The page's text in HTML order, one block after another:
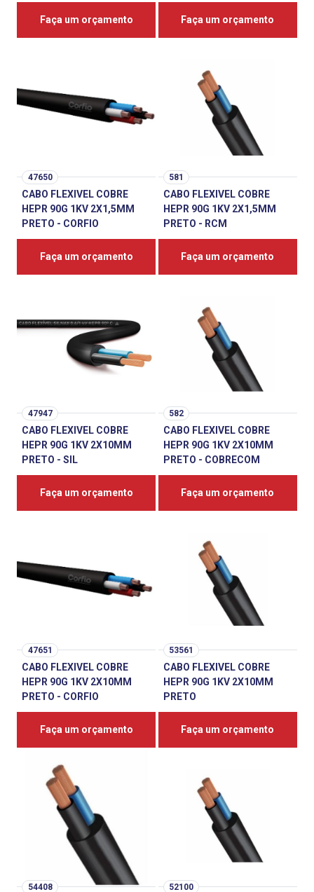
Faça um orçamento Faça um orçamento
47650
CABO FLEXIVEL COBRE
HEPR 90G 1KV 2X1,5MM
PRETO - CORFIO
Faça um orçamento
581
CABO FLEXIVEL COBRE
HEPR 90G 1KV 2X1,5MM
PRETO - RCM
Faça um orçamento
47947
CABO FLEXIVEL COBRE
HEPR 90G 1KV 2X10MM
PRETO - SIL
Faça um orçamento
582
CABO FLEXIVEL COBRE
HEPR 90G 1KV 2X10MM
PRETO - COBRECOM
Faça um orçamento
47651
CABO FLEXIVEL COBRE
HEPR 90G 1KV 2X10MM
PRETO - CORFIO
Faça um orçamento
53561
CABO FLEXIVEL COBRE
HEPR 90G 1KV 2X10MM
PRETO
Faça um orçamento
54408 52100